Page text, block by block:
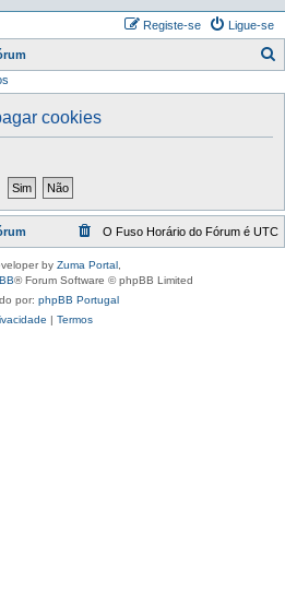
Ligue-se
Registe-se
s
a
cookies
O Fuso Horário do Fórum é UTC
by Zuma Portal
® Forum Software © phpBB Limited
por: phpBB Portugal
| Termos